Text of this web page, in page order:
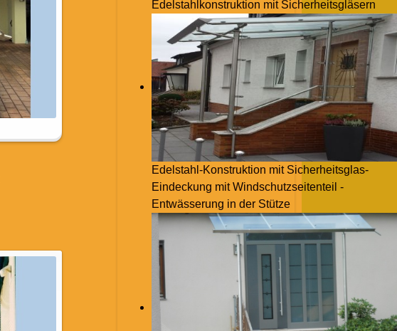
Edelstahlkonstruktion mit Sicherheitsgläsern
Edelstahl-Konstruktion mit Sicherheitsglas-
Eindeckung mit Windschutzseitenteil -
Entwässerung in der Stütze